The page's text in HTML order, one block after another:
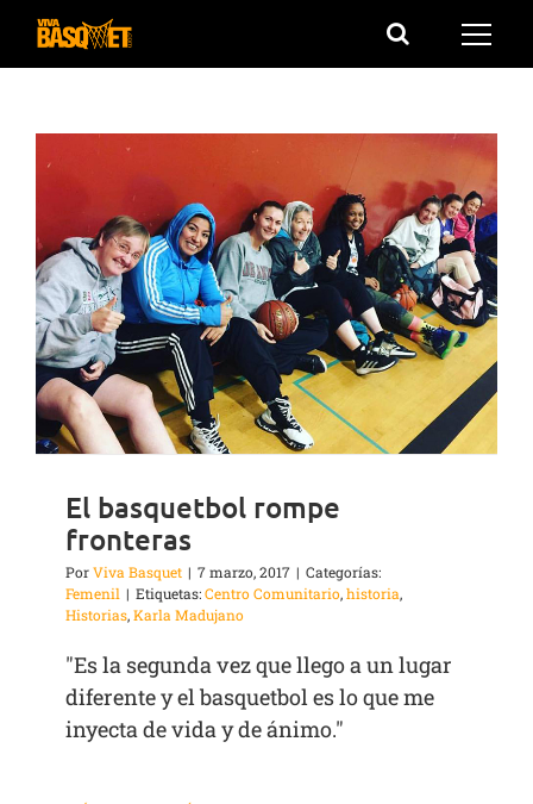
Saltar
El basquetbol rompe
fronteras
PorViva Basquet | 7 marzo, 2017 | Categorías:
Femenil | Etiquetas:Centro Comunitario,historia,
Historias,Karla Madujano
"Es la segunda vez que llego a un lugar
diferente y el basquetbol es lo que me
inyecta de vida y de ánimo."